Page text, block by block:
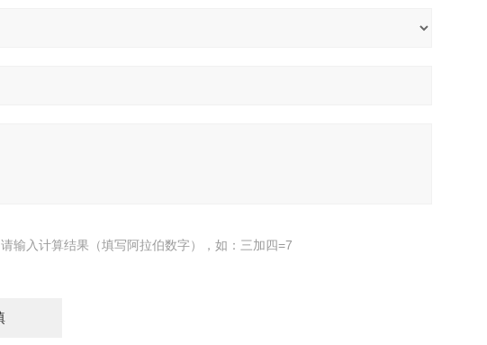
请输入计算结果（填写阿拉伯数字），如：三加四=7